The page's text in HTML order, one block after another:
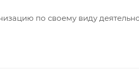
по своему виду